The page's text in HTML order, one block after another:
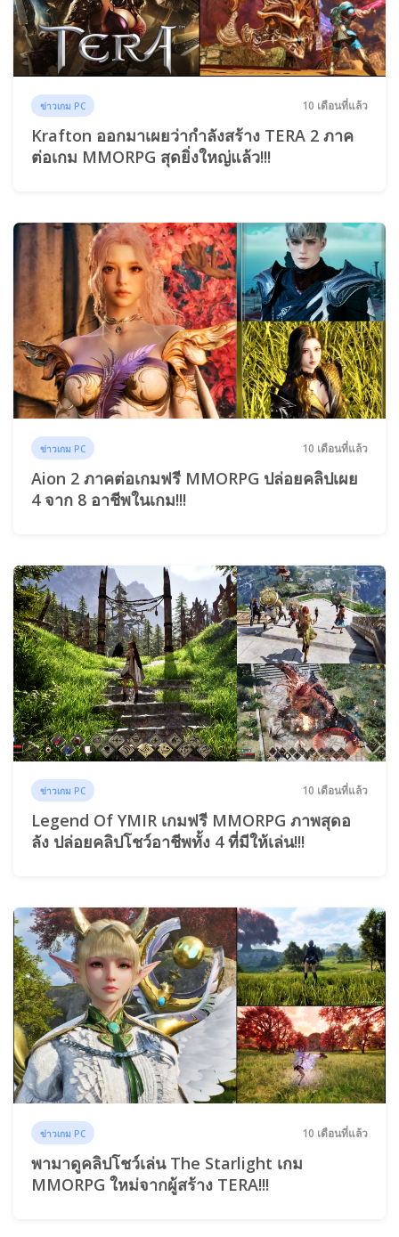
ข่าวเกม PC 10 เดือนที่แล้ว
Krafton ออกมาเผยว่ากำลังสร้าง TERA 2 ภาค
ต่อเกม MMORPG สุดยิ่งใหญ่แล้ว!!!
ข่าวเกม PC 10 เดือนที่แล้ว
Aion 2 ภาคต่อเกมฟรี MMORPG ปล่อยคลิปเผย
4 จาก 8 อาชีพในเกม!!!
ข่าวเกม PC 10 เดือนที่แล้ว
Legend Of YMIR เกมฟรี MMORPG ภาพสุดอ
ลัง ปล่อยคลิปโชว์อาชีพทั้ง 4 ที่มีให้เล่น!!!
ข่าวเกม PC 10 เดือนที่แล้ว
พามาดูคลิปโชว์เล่น The Starlight เกม
MMORPG ใหม่จากผู้สร้าง TERA!!!